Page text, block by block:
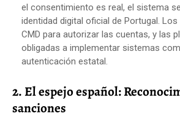
el consentimiento es real, el sistema
identidad digital oficial de Portugal.
CMD para autorizar las cuentas, y las
obligadas a implementar sistemas
autenticación estatal.
2. El espejo español:
sanciones